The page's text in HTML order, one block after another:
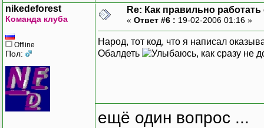
nikedeforest
Команда клуба
Offline
Пол:
Re: Как правильно
« Ответ #6 : 19-02-2006 01:16 »
Народ, тот код, что я написал
Обалдеть
, как сразу не
ещё один вопрос ...